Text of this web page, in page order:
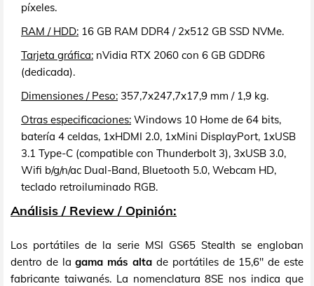
píxeles.
RAM / HDD: 16 GB RAM DDR4 / 2x512 GB SSD NVMe.
Tarjeta gráfica: nVidia RTX 2060 con 6 GB GDDR6
(dedicada).
Dimensiones / Peso: 357,7x247,7x17,9 mm / 1,9 kg.
Otras especificaciones: Windows 10 Home de 64 bits,
batería 4 celdas, 1xHDMI 2.0, 1xMini DisplayPort, 1xUSB
3.1 Type-C (compatible con Thunderbolt 3), 3xUSB 3.0,
Wifi b/g/n/ac Dual-Band, Bluetooth 5.0, Webcam HD,
teclado retroiluminado RGB.
Análisis / Review / Opinión:
Los portátiles de la serie MSI GS65 Stealth se engloban
dentro de lagama más alta de portátiles de 15,6" de este
fabricante taiwanés. La nomenclatura 8SE nos indica que